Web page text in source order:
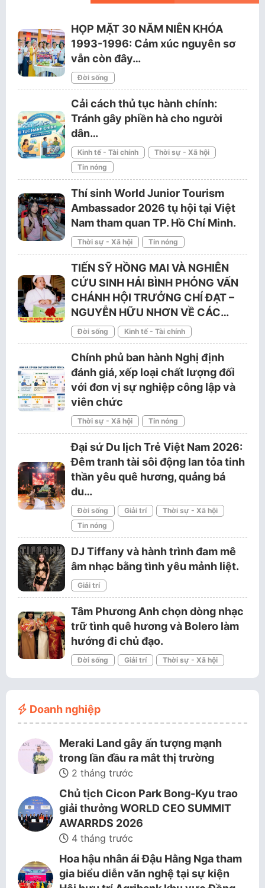
HỌP MẶT 30 NĂM NIÊN KHÓA
1993-1996: Cảm xúc nguyên sơ
vẫn còn đây…
Đời sống
Cải cách thủ tục hành chính:
Tránh gây phiền hà cho người
dân…
Kinh tế - Tài chính
Thời sự - Xã hội
Tin nóng
Thí sinh World Junior Tourism
Ambassador 2026 tụ hội tại Việt
Nam tham quan TP. Hồ Chí Minh.
Thời sự - Xã hội Tin nóng
TIẾN SỸ HỒNG MAI VÀ NGHIÊN
CỨU SINH HẢI BÌNH PHỎNG VẤN
CHÁNH HỘI TRƯỞNG CHÍ ĐẠT –
NGUYỄN HỮU NHƠN VỀ CÁC…
Đời sống Kinh tế - Tài chính
Chính phủ ban hành Nghị định
đánh giá, xếp loại chất lượng đối
với đơn vị sự nghiệp công lập và
viên chức
Thời sự - Xã hội Tin nóng
Đại sứ Du lịch Trẻ Việt Nam 2026:
Đêm tranh tài sôi động lan tỏa tinh
thần yêu quê hương, quảng bá
du…
Đời sống Giải trí
Thời sự - Xã hội
Tin nóng
DJ Tiffany và hành trình đam mê
âm nhạc bằng tình yêu mảnh liệt.
Giải trí
Tâm Phương Anh chọn dòng nhạc
trữ tình quê hương và Bolero làm
hướng đi chủ đạo.
Đời sống Giải trí Thời sự - Xã hội
Doanh nghiệp
Meraki Land gây ấn tượng mạnh
trong lần đầu ra mắt thị trường
2 tháng trước
Chủ tịch Cicon Park Bong-Kyu trao
giải thưởng WORLD CEO SUMMIT
AWARRDS 2026
4 tháng trước
Hoa hậu nhân ái Đậu Hằng Nga tham
gia biểu diễn văn nghệ tại sự kiện